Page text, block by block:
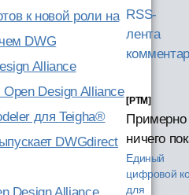
к новой роли на
DWG
Alliance
Design Alliance
для Teigha®
DWGdirect
RSS-
лента
[PTM]
Примерно
ничего
Единый
цифровой
для